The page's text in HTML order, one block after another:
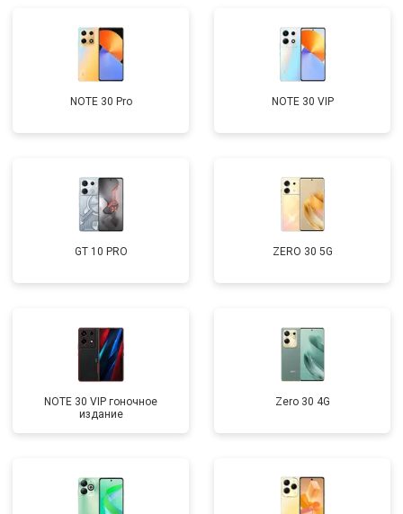
NOTE 30 Pro NOTE 30 VIP
GT 10 PRO ZERO 30 5G
NOTE 30 VIP гоночное
издание
Zero 30 4G